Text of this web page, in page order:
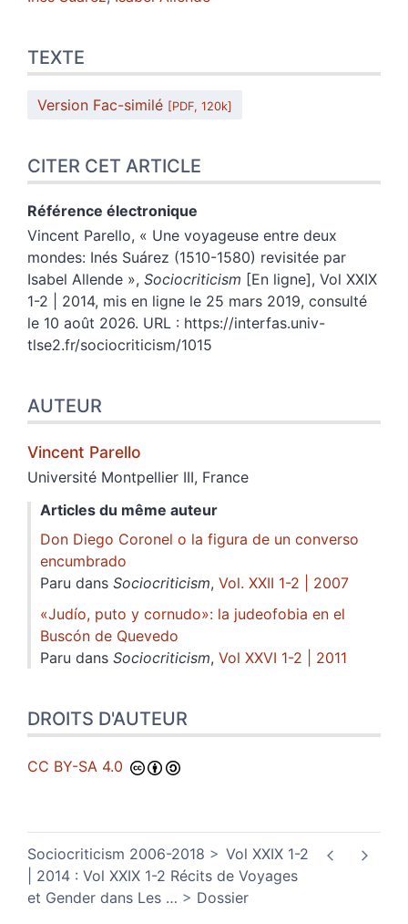
TEXTE
Version Fac-similé [PDF, 120k]
CITER CET ARTICLE
Référence électronique
Vincent Parello, « Une voyageuse entre deux
mondes: Inés Suárez (1510-1580) revisitée par
Isabel Allende », Sociocriticism [En ligne], Vol XXIX
1-2 | 2014, mis en ligne le 25 mars 2019, consulté
le 10 août 2026. URL : https://interfas.univ-
tlse2.fr/sociocriticism/1015
AUTEUR
Vincent Parello
Université Montpellier III, France
Articles du même auteur
Don Diego Coronel o la figura de un converso
encumbrado
Paru dans Sociocriticism, Vol. XXII 1-2 | 2007
«Judío, puto y cornudo»: la judeofobia en el
Buscón de Quevedo
Paru dans Sociocriticism, Vol XXVI 1-2 | 2011
DROITS D'AUTEUR
CC BY-SA 4.0
Sociocriticism 2006-2018
Vol XXIX 1-2
| 2014 : Vol XXIX 1-2 Récits de Voyages
et Gender dans Les … Dossier